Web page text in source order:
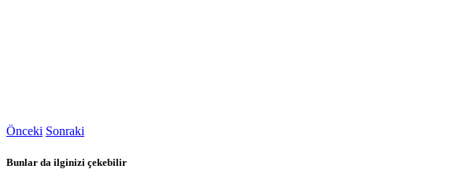
Önceki Sonraki
Bunlar da ilginizi çekebilir